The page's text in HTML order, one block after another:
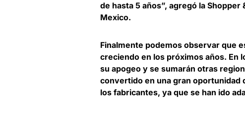
de hasta 5 años”, agregó la
Mexico.
Finalmente podemos observar que
creciendo en los próximos años. En
su apogeo y se sumarán otras
convertido en una gran oportunidad
los fabricantes, ya que se han ido